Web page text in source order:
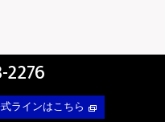
ラインはこちら